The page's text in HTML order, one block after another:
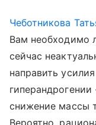
Чеботникова
Вам необходимо
сейчас
направить
снижение массы
Вероятно,